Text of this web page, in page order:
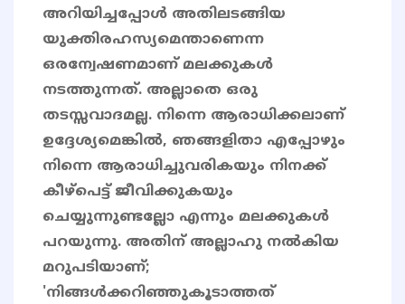
അറിയിച്ചപ്പോൾ അതിലടങ്ങിയ
യുക്തിരഹസ്യമെന്താണെന്ന
ഒരന്വേഷണമാണ് മലക്കുകൾ
നടത്തുന്നത്. അല്ലാതെ ഒരു
തടസ്സവാദമല്ല. നിന്നെ ആരാധിക്കലാണ്
ഉദ്ദേശ്യമെങ്കിൽ, ഞങ്ങളിതാ എപ്പോഴും
നിന്നെ ആരാധിച്ചുവരികയും നിനക്ക്
കീഴ്പെട്ട് ജീവിക്കുകയും
ചെയ്യുന്നുണ്ടല്ലോ എന്നും മലക്കുകൾ
പറയുന്നു. അതിന് അല്ലാഹു നൽകിയ
മറുപടിയാണ്;
'നിങ്ങൾക്കറിഞ്ഞുകൂടാത്തത്